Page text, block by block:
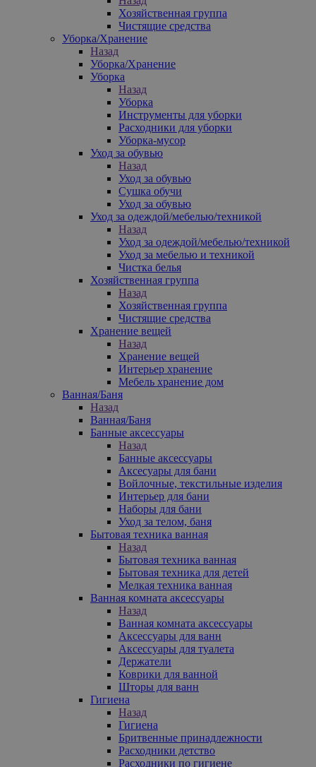
Хозяйственная группа
Чистящие средства
Уборка/Хранение
Назад
Уборка/Хранение
Уборка
Назад
Уборка
Инструменты для уборки
Расходники для уборки
Уборка-мусор
Уход за обувью
Назад
Уход за обувью
Сушка обучи
Уход за обувью
Уход за одеждой/мебелью/техникой
Назад
Уход за одеждой/мебелью/техникой
Уход за мебелью и техникой
Чистка белья
Хозяйственная группа
Назад
Хозяйственная группа
Чистящие средства
Хранение вещей
Назад
Хранение вещей
Интерьер хранение
Мебель хранение дом
Ванная/Баня
Назад
Ванная/Баня
Банные аксессуары
Назад
Банные аксессуары
Аксесуары для бани
Войлочные, текстильные изделия
Интерьер для бани
Наборы для бани
Уход за телом, баня
Бытовая техника ванная
Назад
Бытовая техника ванная
Бытовая техника для детей
Мелкая техника ванная
Ванная комната аксессуары
Назад
Ванная комната аксессуары
Аксессуары для ванн
Аксессуары для туалета
Держатели
Коврики для ванной
Шторы для ванн
Гигиена
Назад
Гигиена
Бритвенные принадлежности
Расходники детство
Расходники по гигиене